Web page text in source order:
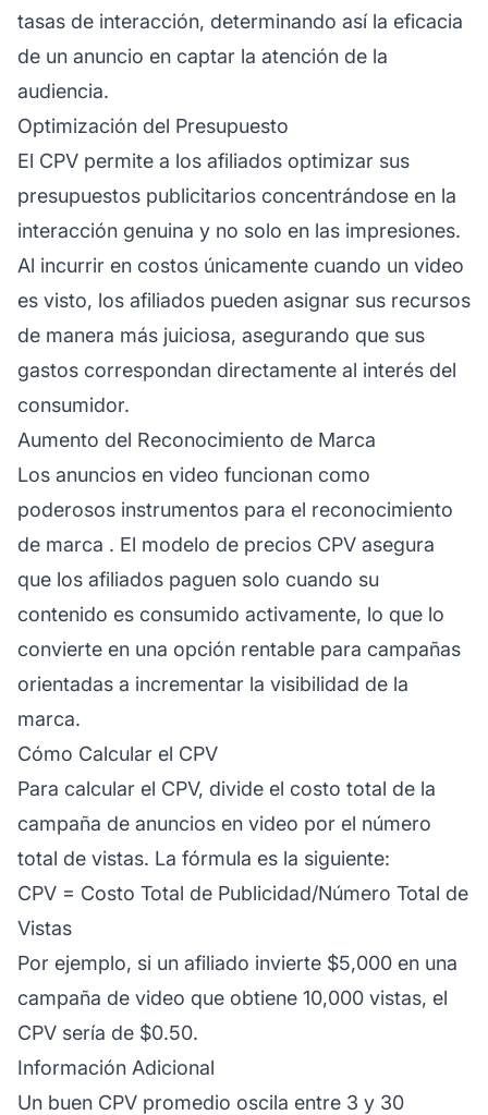
tasas de interacción, determinando así la eficacia
de un anuncio en captar la atención de la
audiencia.
Optimización del Presupuesto
El CPV permite a los afiliados optimizar sus
presupuestos publicitarios concentrándose en la
interacción genuina y no solo en las impresiones.
Al incurrir en costos únicamente cuando un video
es visto, los afiliados pueden asignar sus recursos
de manera más juiciosa, asegurando que sus
gastos correspondan directamente al interés del
consumidor.
Aumento del Reconocimiento de Marca
Los anuncios en video funcionan como
poderosos instrumentos para el reconocimiento
de marca . El modelo de precios CPV asegura
que los afiliados paguen solo cuando su
contenido es consumido activamente, lo que lo
convierte en una opción rentable para campañas
orientadas a incrementar la visibilidad de la
marca.
Cómo Calcular el CPV
Para calcular el CPV, divide el costo total de la
campaña de anuncios en video por el número
total de vistas. La fórmula es la siguiente:
CPV = Costo Total de Publicidad/Número Total de
Vistas
Por ejemplo, si un afiliado invierte $5,000 en una
campaña de video que obtiene 10,000 vistas, el
CPV sería de $0.50.
Información Adicional
Un buen CPV promedio oscila entre 3 y 30